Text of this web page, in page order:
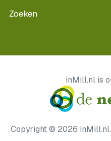
Zoeken
inMill.nl is
Copyright © 2026